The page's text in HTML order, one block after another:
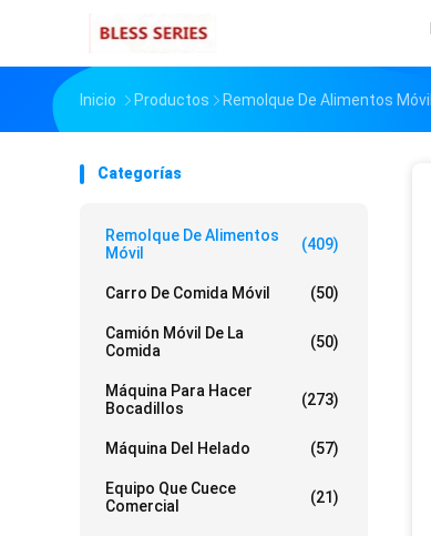
Inicio Productos Remolque De Alimentos Móvil
Categorías
Remolque De Alimentos
Móvil
(409)
Carro De Comida Móvil (50)
Camión Móvil De La
Comida
(50)
Máquina Para Hacer
Bocadillos
(273)
Máquina Del Helado (57)
Equipo Que Cuece
Comercial
(21)